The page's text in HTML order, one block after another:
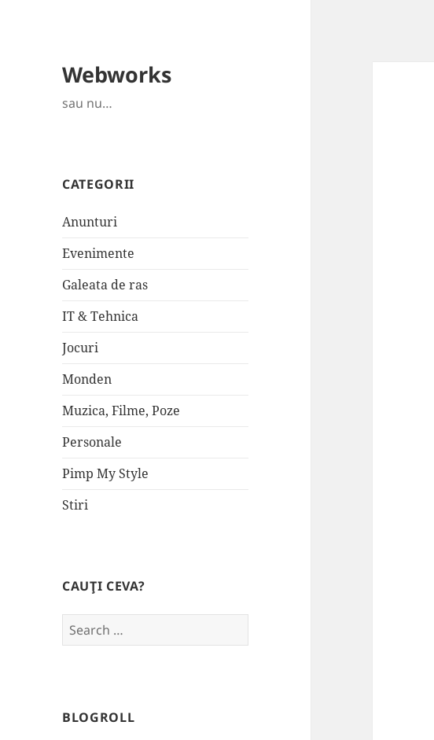
Webworks
sau nu…
CATEGORII
Anunturi
Evenimente
Galeata de ras
IT & Tehnica
Jocuri
Monden
Muzica, Filme, Poze
Personale
Pimp My Style
Stiri
CAUŢI CEVA?
Search
for:
BLOGROLL